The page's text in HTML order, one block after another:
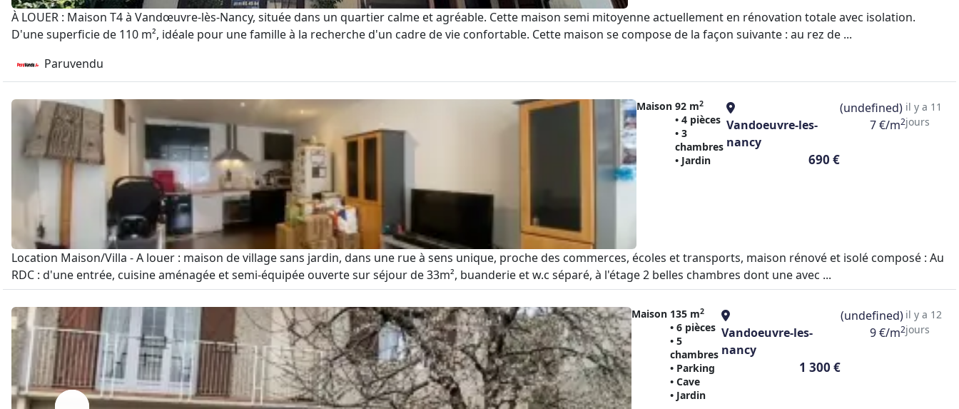
À LOUER : Maison T4 à Vandœuvre-lès-Nancy, située dans un quartier calme et agréable. Cette maison semi mitoyenne actuellement en rénovation totale avec isolation.
D'une superficie de 110 m², idéale pour une famille à la recherche d'un cadre de vie confortable. Cette maison se compose de la façon suivante : au rez de ...
Paruvendu
Maison 92 m2
• 4 pièces
• 3
chambres
• Jardin
Vandoeuvre-les-
nancy
690 €
(undefined)
7 €/m2
il y a 11
jours
Location Maison/Villa - A louer : maison de village sans jardin, dans une rue à sens unique, proche des commerces, écoles et transports, maison rénové et isolé composé : Au
RDC : d'une entrée, cuisine aménagée et semi-équipée ouverte sur séjour de 33m², buanderie et w.c séparé, à l'étage 2 belles chambres dont une avec ...
Maison 135 m2
• 6 pièces
• 5
chambres
• Parking
• Cave
• Jardin
Vandoeuvre-les-
nancy
1 300 €
(undefined)
9 €/m2
il y a 12
jours